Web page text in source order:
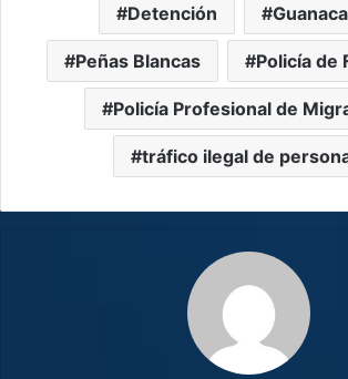
Detención
Peñas Blancas Policía de
Policía Profesional de
tráfico ilegal de